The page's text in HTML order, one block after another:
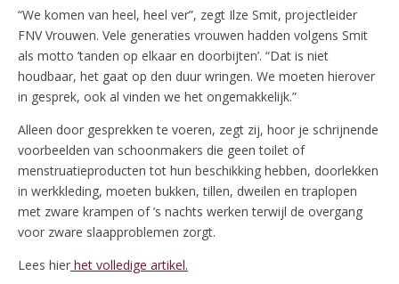
“We komen van heel, heel ver”, zegt Ilze Smit, projectleider
FNV Vrouwen. Vele generaties vrouwen hadden volgens Smit
als motto ’tanden op elkaar en doorbijten’. “Dat is niet
houdbaar, het gaat op den duur wringen. We moeten hierover
in gesprek, ook al vinden we het ongemakkelijk.”
Alleen door gesprekken te voeren, zegt zij, hoor je schrijnende
voorbeelden van schoonmakers die geen toilet of
menstruatieproducten tot hun beschikking hebben, doorlekken
in werkkleding, moeten bukken, tillen, dweilen en traplopen
met zware krampen of ’s nachts werken terwijl de overgang
voor zware slaapproblemen zorgt.
Lees hier het volledige artikel.